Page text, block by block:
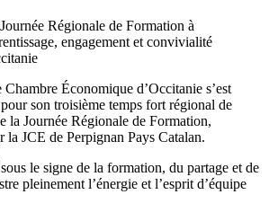
Économique d’Occitanie s’est
son troisième temps fort régional de
la Journée Régionale de Formation,
la JCE de Perpignan Pays Catalan.
le signe de la formation, du partage et de
pleinement l’énergie et l’esprit d’équipe